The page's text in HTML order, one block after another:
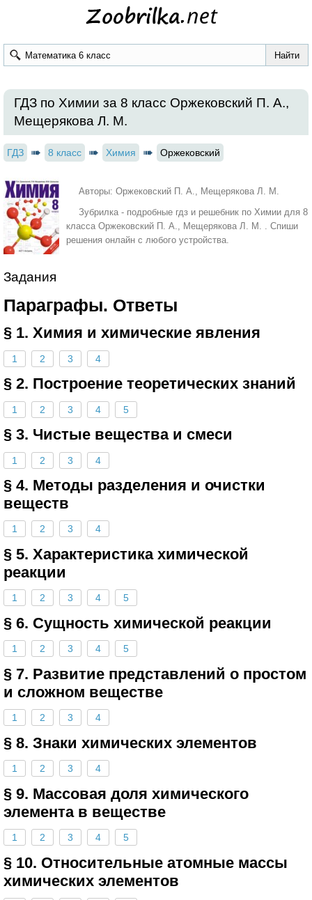
ГДЗ по Химии за 8 класс Оржековский П. А.,
Мещерякова Л. М.
ГДЗ 8 класс Химия Оржековский
Авторы: Оржековский П. А., Мещерякова Л. М.
Зубрилка - подробные гдз и решебник по Химии для 8
класса Оржековский П. А., Мещерякова Л. М. . Спиши
решения онлайн с любого устройства.
Задания
Параграфы. Ответы
§ 1. Химия и химические явления
1 2 3 4
§ 2. Построение теоретических знаний
1 2 3 4 5
§ 3. Чистые вещества и смеси
1 2 3 4
§ 4. Методы разделения и очистки
веществ
1 2 3 4
§ 5. Характеристика химической
реакции
1 2 3 4 5
§ 6. Сущность химической реакции
1 2 3 4 5
§ 7. Развитие представлений о простом
и сложном веществе
1 2 3 4
§ 8. Знаки химических элементов
1 2 3 4
§ 9. Массовая доля химического
элемента в веществе
1 2 3 4 5
§ 10. Относительные атомные массы
химических элементов